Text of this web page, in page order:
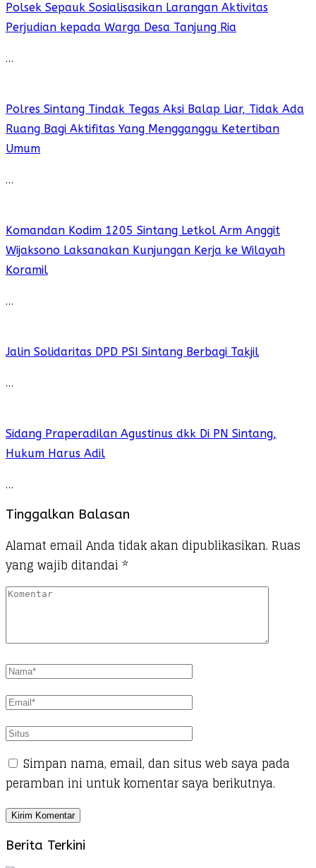
Polsek Sepauk Sosialisasikan Larangan Aktivitas
Perjudian kepada Warga Desa Tanjung Ria
…
Polres Sintang Tindak Tegas Aksi Balap Liar, Tidak Ada
Ruang Bagi Aktifitas Yang Mengganggu Ketertiban
Umum
…
Komandan Kodim 1205 Sintang Letkol Arm Anggit
Wijaksono Laksanakan Kunjungan Kerja ke Wilayah
Koramil
…
Jalin Solidaritas DPD PSI Sintang Berbagi Takjil
…
Sidang Praperadilan Agustinus dkk Di PN Sintang,
Hukum Harus Adil
…
Tinggalkan Balasan
Alamat email Anda tidak akan dipublikasikan. Ruas
yang wajib ditandai *
Simpan nama, email, dan situs web saya pada
peramban ini untuk komentar saya berikutnya.
Berita Terkini